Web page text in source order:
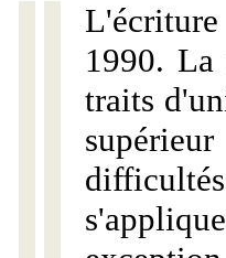
1990.
traits